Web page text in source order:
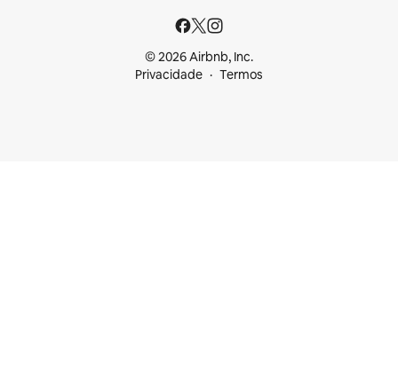
© 2026 Airbnb, Inc.
Privacidade
Termos